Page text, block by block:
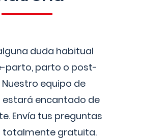
duda habitual
parto, parto o post-
equipo de
encantado de
Envía tus preguntas
totalmente gratuita.